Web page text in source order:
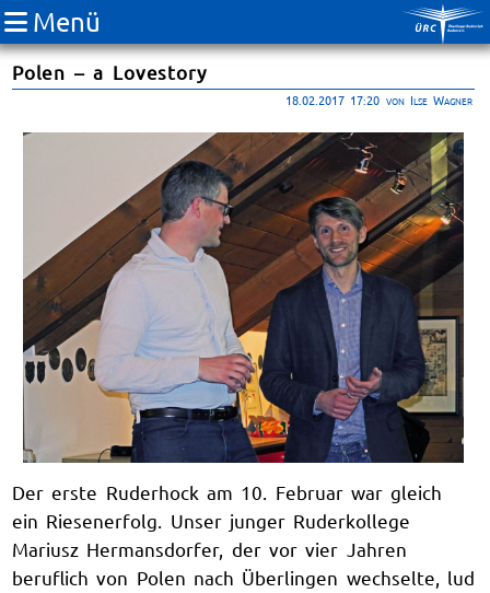
Menü
Polen – a Lovestory
18.02.2017 17:20 von Ilse Wagner
Der erste Ruderhock am 10. Februar war gleich
ein Riesenerfolg. Unser junger Ruderkollege
Mariusz Hermansdorfer, der vor vier Jahren
beruflich von Polen nach Überlingen wechselte, lud